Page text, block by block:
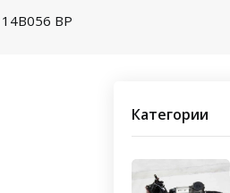
14B056 BP
Категории